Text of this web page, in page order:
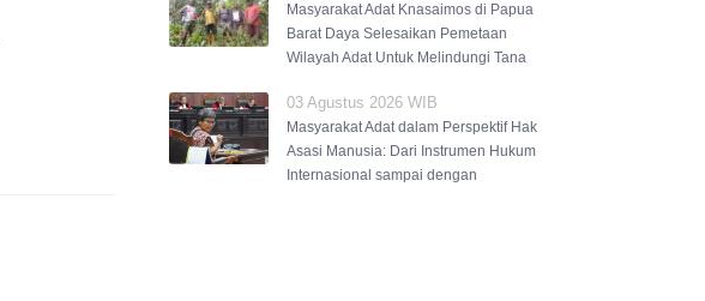
Masyarakat Adat Knasaimos di Papua
Barat Daya Selesaikan Pemetaan
Wilayah Adat Untuk Melindungi Tana
03 Agustus 2026 WIB
Masyarakat Adat dalam Perspektif Hak
Asasi Manusia: Dari Instrumen Hukum
Internasional sampai dengan